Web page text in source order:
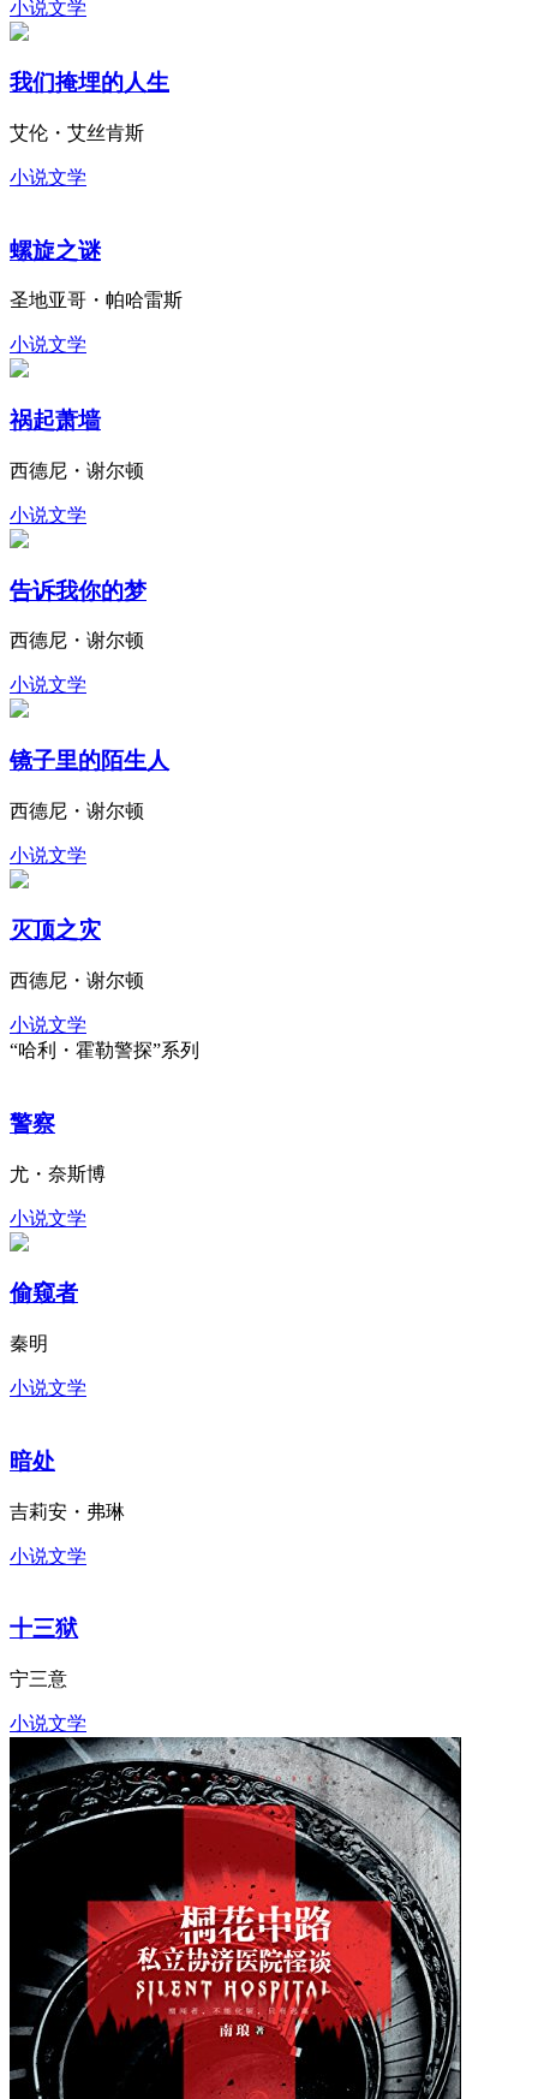
小说文学
我们掩埋的人生
艾伦・艾丝肯斯
小说文学
螺旋之谜
圣地亚哥・帕哈雷斯
小说文学
祸起萧墙
西德尼・谢尔顿
小说文学
告诉我你的梦
西德尼・谢尔顿
小说文学
镜子里的陌生人
西德尼・谢尔顿
小说文学
灭顶之灾
西德尼・谢尔顿
小说文学
“哈利・霍勒警探”系列
警察
尤・奈斯博
小说文学
偷窥者
秦明
小说文学
暗处
吉莉安・弗琳
小说文学
十三狱
宁三意
小说文学